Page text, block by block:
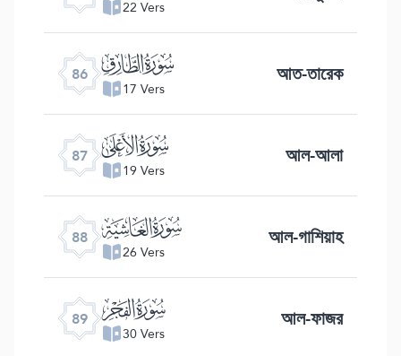
22 Vers
86 ﰃ
17 Vers আত-তারেক
87 ﰄ
19 Vers আল-আলা
88 ﰅ
26 Vers আল-গাশিয়াহ
89 ﰆ
30 Vers আল-ফাজর